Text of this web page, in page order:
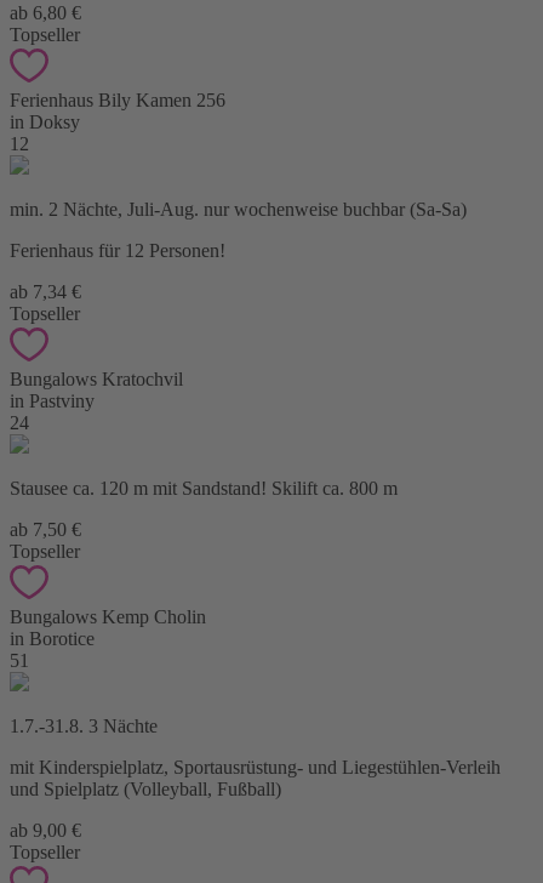
ab 6,80 €
Topseller
Ferienhaus Bily Kamen 256
in Doksy
12
min. 2 Nächte, Juli-Aug. nur wochenweise buchbar (Sa-Sa)
Ferienhaus für 12 Personen!
ab 7,34 €
Topseller
Bungalows Kratochvil
in Pastviny
24
Stausee ca. 120 m mit Sandstand! Skilift ca. 800 m
ab 7,50 €
Topseller
Bungalows Kemp Cholin
in Borotice
51
1.7.-31.8. 3 Nächte
mit Kinderspielplatz, Sportausrüstung- und Liegestühlen-Verleih
und Spielplatz (Volleyball, Fußball)
ab 9,00 €
Topseller